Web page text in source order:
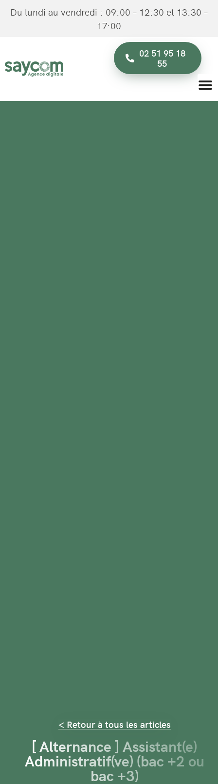
Du lundi au vendredi : 09:00 – 12:30 et 13:30 –
17:00
02 51 95 18
55
< Retour à tous les articles
[ Alternance ] Assistant(e)
Administratif(ve) (bac +2 ou
bac +3)